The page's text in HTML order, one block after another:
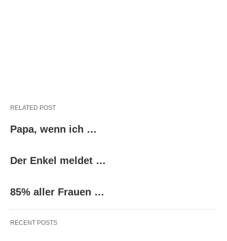
RELATED POST
Papa, wenn ich …
Der Enkel meldet …
85% aller Frauen …
RECENT POSTS